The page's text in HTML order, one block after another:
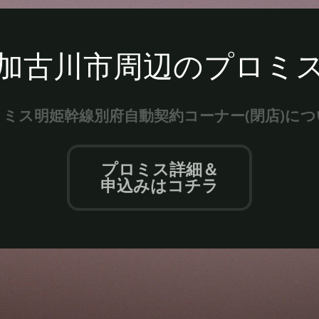
古川市周辺のプロミ
ス明姫幹線別府自動契約コーナー(閉店)に
プロミス詳細＆
申込みはコチラ